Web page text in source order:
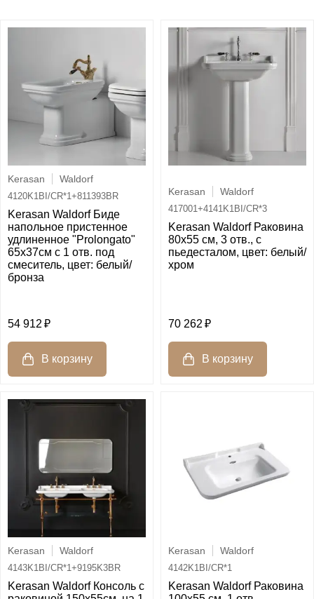
Kerasan Waldorf
4120K1BI/CR*1+811393BR
Kerasan Waldorf Биде
напольное пристенное
удлиненное "Prolongato"
65х37см с 1 отв. под
смеситель, цвет: белый/
бронза
54 912
Kerasan Waldorf
417001+4141K1BI/CR*3
Kerasan Waldorf Раковина
80х55 см, 3 отв., с
пьедесталом, цвет: белый/
хром
70 262
Kerasan Waldorf
4143K1BI/CR*1+9195K3BR
Kerasan Waldorf Консоль с
Kerasan Waldorf
4142K1BI/CR*1
Kerasan Waldorf Раковина